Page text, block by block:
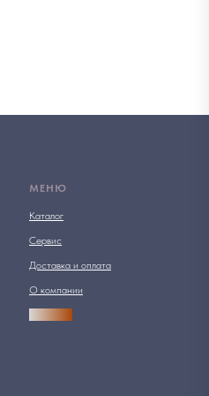
МЕНЮ
Каталог
Сервис
Доставка и оплата
О компании